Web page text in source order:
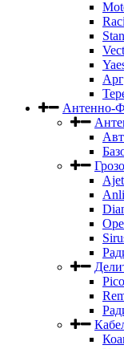
Антенно-
Anli